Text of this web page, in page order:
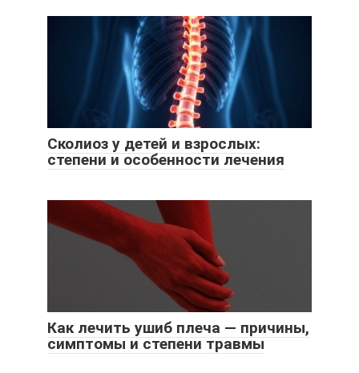
Сколиоз у детей и взрослых:
степени и особенности лечения
Как лечить ушиб плеча — причины,
симптомы и степени травмы